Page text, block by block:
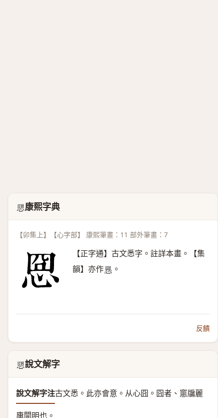
𢚊 康熙字典
【卯集上】【心字部】 康熙筆畫：11 部外筆畫：7
【正字通】古文悉字。註詳本畫。【集
韻】亦作𢝕 。
反饋
𢚊說文解字
說文解字注古文悉。 此亦會意。从心囧。囧者、窻牖麗
廔闓明也。